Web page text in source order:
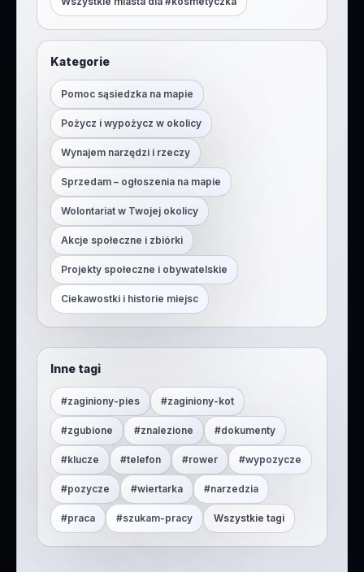
Kategorie
Pomoc sąsiedzka na mapie
Pożycz i wypożycz w okolicy
Wynajem narzędzi i rzeczy
Sprzedam – ogłoszenia na mapie
Wolontariat w Twojej okolicy
Akcje społeczne i zbiórki
Projekty społeczne i obywatelskie
Ciekawostki i historie miejsc
Inne tagi
#zaginiony-pies #zaginiony-kot
#zgubione #znalezione #dokumenty
#klucze #telefon #rower #wypozycze
#pozycze #wiertarka #narzedzia
#praca #szukam-pracy Wszystkie tagi